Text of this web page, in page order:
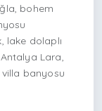
bohem
lake dolaplı
Lara,
villa banyosu